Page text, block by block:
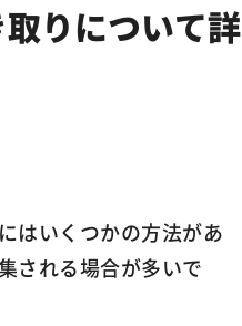
りについて詳
はいくつかの方法があ
される場合が多いで